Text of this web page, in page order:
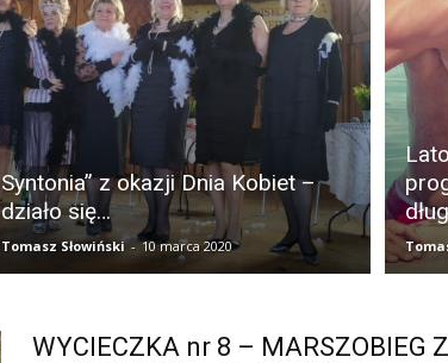
Syntonia” z okazji Dnia Kobiet –
działo się…
Tomasz Słowiński - 10 marca 2020
WYCIECZKA nr 8 – MARSZOBIEG